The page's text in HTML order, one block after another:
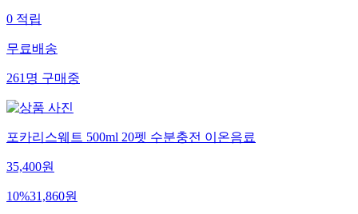
0적립
무료배송
261명구매중
포카리스웨트 500ml 20펫 수분충전 이온음료
35,400원
10%31,860원